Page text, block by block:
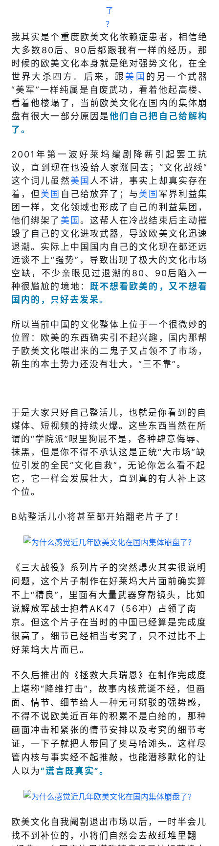
我其实是个重度欧美文化依赖症患者，相信绝
大多数80后、90后都跟我有一样的经历，那
时候的欧美文化本身就是绝对强势文化，在全
世界大杀四方。后来，跟 美国 的另一个武器
“美军”一样纯属是自废武功，看着他起高楼、
看着他楼塌了，当前欧美文化在国内的集体崩
盘有很大一部分原因是他们 自己把自己给解构
了。
2001年第一波好莱坞编剧降薪引起罢工抗
议，直到现在也没给人家涨回去；“文化战线”
这个词儿虽然美国 人不讲，事实上却真实存在
着，但美国 自己给放弃了；与 美国 军界利益集
团一样，文化领域也形成了自己的利益集团，
他们绑架了 美国 。这帮人在冷战结束后主动摧
毁了自己的文化进攻武器，导致欧美文化迅速
退潮。实际上中国国内自己的文化现在都还远
远谈不上“强势”，导致出现了极大的文化市场
空缺，不少亲眼见过退潮的80、90后陷入一
种很尴尬的境地： 既不想看欧美的，又不想看
国内的，只好去发呆。
所以当前中国的文化整体上位于一个很微妙的
位置：欧美的东西确实引不起兴趣，国内那帮
子欧美文化喂出来的二鬼子又占领不了市场，
新生的本土势力还没有壮大，“三不靠”。
于是大家只好自己整活儿，也就是你看到的自
媒体、短视频的持续火爆。这些东西当然在所
谓的“学院派”眼里狗屁不是，各种肆意侮辱、
抹黑，但是你不得不承认这是正统“大市场”缺
位引发的全民“文化自救”，无论你怎么看不起
它，它一样会发展壮大，直到真的有人补上这
个位。
B站整活儿小将甚至都开始翻老片子了！
《三大战役》系列片子的突然爆火其实很说明
问题，这个片子制作在好莱坞大片面前确实算
不上“精良”，里面有大量武器穿帮镜头，比如
说解放军战士抱着AK47（56冲）占领了南
京。但这个片子在当时的中国已经算是完成度
很高了，细节已经相当考究了，只不过比不上
好莱坞大片而已。
不久后推出的《拯救大兵瑞恩》在制作完成度
上堪称“降维打击”，故事内核荒诞不经，但画
面、情节、细节给人一种无可辩驳的强势感，
不得不说欧美近百年的积累不是白给的，那种
画面冲击和紧张的情节安排以及考究的细节考
证，一下子就把人带回了奥马哈滩头。这样尽
管内核与事实经不起推敲，也能潜移默化的让
人以为“谎言既真实”。
欧美文化自我阉割退出市场以后，一时半会儿
找不到补位的，小将们自然会去故纸堆里翻